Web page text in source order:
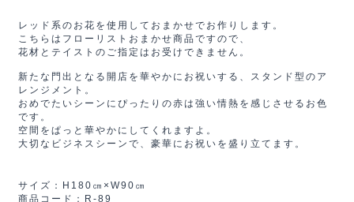
レッド系のお花を使用しておまかせでお作りします。
こちらはフローリストおまかせ商品ですので、
花材とテイストのご指定はお受けできません。
新たな門出となる開店を華やかにお祝いする、スタンド型のア
レンジメント。
おめでたいシーンにぴったりの赤は強い情熱を感じさせるお色
です。
空間をぱっと華やかにしてくれますよ。
大切なビジネスシーンで、豪華にお祝いを盛り立てます。
サイズ：H180㎝×W90㎝
商品コード：R-89